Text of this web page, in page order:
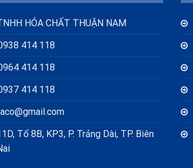
HÓA CHẤT THUẬN NAM
414 118
414 118
414 118
Tổ 8B, KP3, P. Trảng Dài, TP. Biên